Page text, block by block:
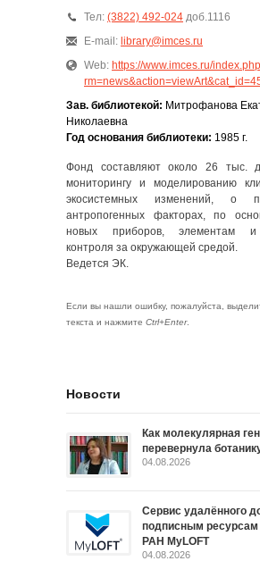
Тел: (3822) 492-024 доб.1116
E-mail: library@imces.ru
Web: https://www.imces.ru/
Зав. библиотекой: Митрофанова
Николаевна
Год основания библиотеки: 1985 г.
Фонд составляют около 26 тыс.
мониторингу и моделированию
экосистемных изменений, о
антропогенных факторах, по
новых приборов, элементам и
контроля за окружающей средой.
Ведется ЭК.
Если вы нашли ошибку, пожалуйста,
текста и нажмите Ctrl+Enter.
Новости
Как молекулярная
перевернула
04.08.2026
Сервис удалённого
подписным
РАН MyLOFT
04.08.2026